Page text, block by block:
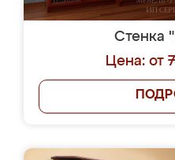
Стенка
Цена: от